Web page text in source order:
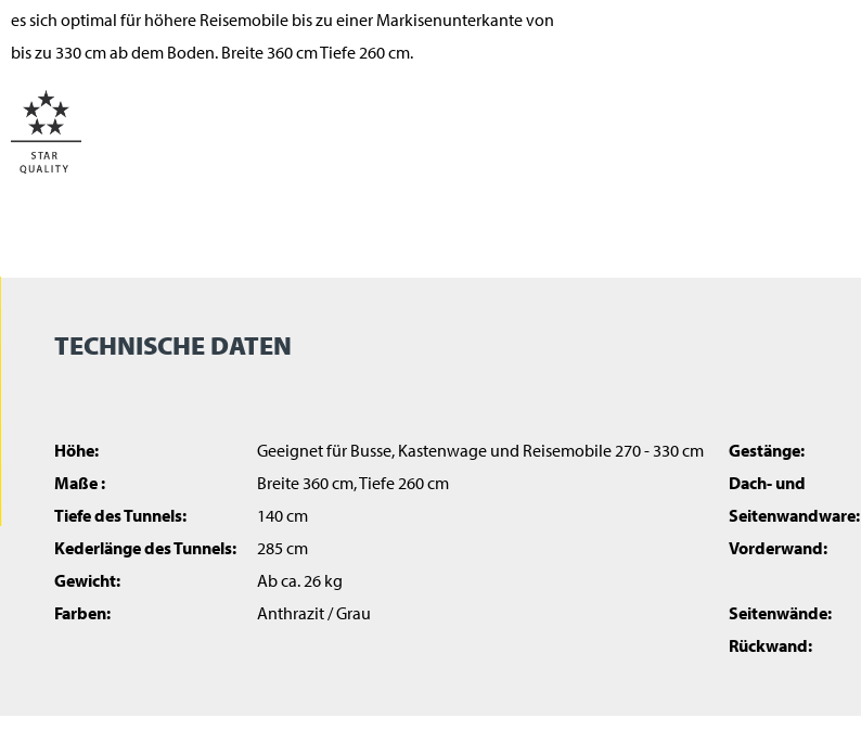
es sich optimal für höhere Reisemobile bis zu einer Markisenunterkante von
bis zu 330 cm ab dem Boden. Breite 360 cm Tiefe 260 cm.
TECHNISCHE DATEN
Höhe:
Geeignet für Busse, Kastenwage und Reisemobile 270 - 330 cm
Maße :
Breite 360 cm, Tiefe 260 cm
Tiefe des Tunnels:
140 cm
Kederlänge des Tunnels:
285 cm
Gewicht:
Ab ca. 26 kg
Farben:
Anthrazit / Grau
Gestänge:
Dach- und
Seitenwandware:
Vorderwand:
Seitenwände:
Rückwand: